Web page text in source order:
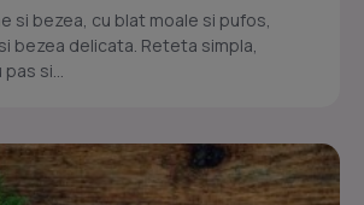
si bezea, cu blat moale si pufos,
bezea delicata. Reteta simpla,
si...